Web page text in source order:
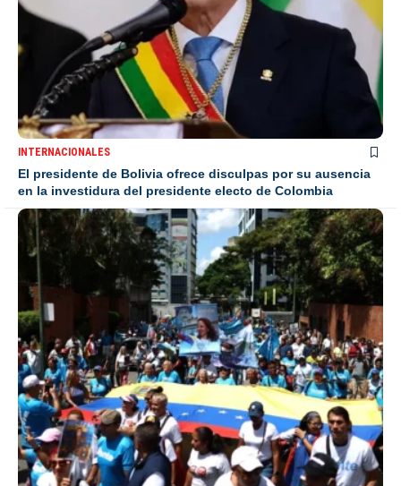
INTERNACIONALES
El presidente de Bolivia ofrece disculpas por su ausencia
en la investidura del presidente electo de Colombia